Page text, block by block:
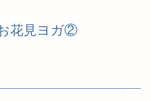
花見ヨガ②